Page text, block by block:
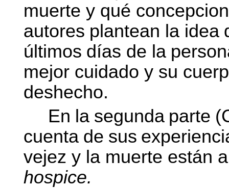
muerte y qué
autores plantean la idea
últimos días de la
mejor cuidado y su
deshecho.
En la segunda parte
cuenta de sus
vejez y la muerte están
hospice.